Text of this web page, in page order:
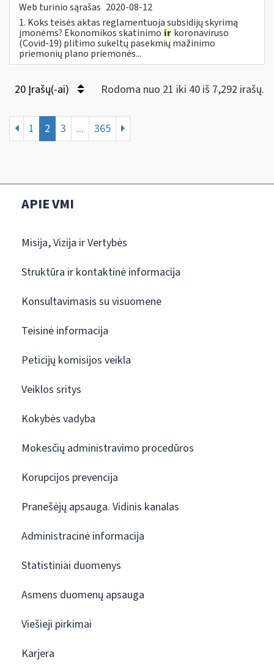
Web turinio sąrašas 2020-08-12
1. Koks teisės aktas reglamentuoja subsidijų skyrimą
įmonėms? Ekonomikos skatinimo ir koronaviruso
(Covid-19) plitimo sukeltų pasekmių mažinimo
priemonių plano priemonės...
20 Įrašų(-ai) Rodoma nuo 21 iki 40 iš 7,292 irašų.
1 2 3 ... 365
APIE VMI
Misija, Vizija ir Vertybės
Struktūra ir kontaktinė informacija
Konsultavimasis su visuomene
Teisinė informacija
Peticijų komisijos veikla
Veiklos sritys
Kokybės vadyba
Mokesčių administravimo procedūros
Korupcijos prevencija
Pranešėjų apsauga. Vidinis kanalas
Administracinė informacija
Statistiniai duomenys
Asmens duomenų apsauga
Viešieji pirkimai
Karjera